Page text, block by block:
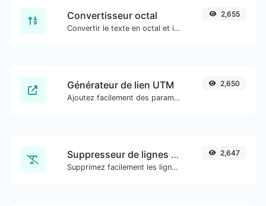
Convertisseur octal
Convertir le texte en octal et inversement pour toute entrée de chaîne.
2,655
Générateur de lien UTM
Ajoutez facilement des paramètres UTM valides et générez un lien traçable UTM.
2,650
Suppresseur de lignes en double
Supprimez facilement les lignes en double d'un texte.
2,647